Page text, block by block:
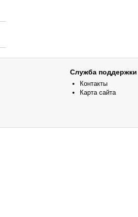
Служба поддержки
Контакты
Карта сайта